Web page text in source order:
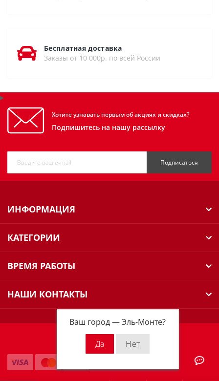
Ваш город —Эль-Монте?
Бесплатная доставка
Заказы от 10 000р. по всей России
Хотите узнавать первым об акциях и скидках?
Подпишитесь на нашу рассылку
Подписаться
ИНФОРМАЦИЯ
КАТЕГОРИИ
ВРЕМЯ РАБОТЫ
НАШИ КОНТАКТЫ
Milwaukee Russia © 2026